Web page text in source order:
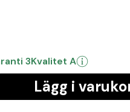
3Kvalitet A
Lägg i